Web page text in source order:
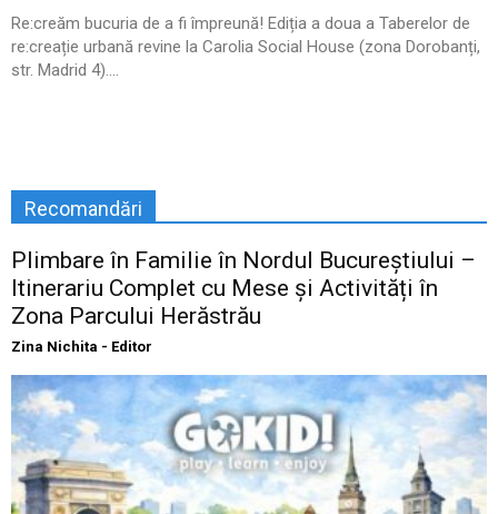
Re:creăm bucuria de a fi împreună! Ediția a doua a Taberelor de
re:creație urbană revine la Carolia Social House (zona Dorobanți,
str. Madrid 4)....
Recomandări
Plimbare în Familie în Nordul Bucureștiului –
Itinerariu Complet cu Mese și Activități în
Zona Parcului Herăstrău
Zina Nichita - Editor